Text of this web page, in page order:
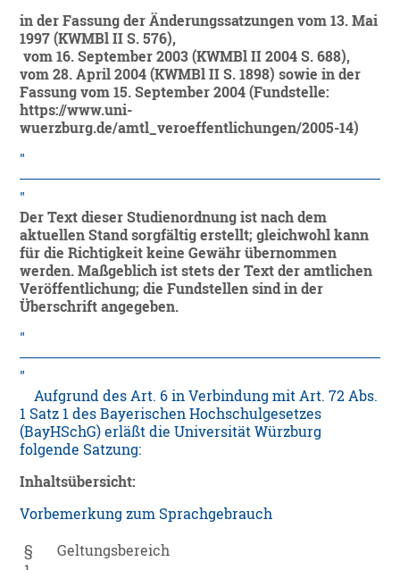
in der Fassung der Änderungssatzungen vom 13. Mai
1997 (KWMBl II S. 576),
vom 16. September 2003 (KWMBl II 2004 S. 688),
vom 28. April 2004 (KWMBl II S. 1898) sowie in der
Fassung vom 15. September 2004 (Fundstelle:
https://www.uni-
wuerzburg.de/amtl_veroeffentlichungen/2005-14)
Der Text dieser Studienordnung ist nach dem
aktuellen Stand sorgfältig erstellt; gleichwohl kann
für die Richtigkeit keine Gewähr übernommen
werden. Maßgeblich ist stets der Text der amtlichen
Veröffentlichung; die Fundstellen sind in der
Überschrift angegeben.
Aufgrund des Art. 6 in Verbindung mit Art. 72 Abs.
1 Satz 1 des Bayerischen Hochschulgesetzes
(BayHSchG) erläßt die Universität Würzburg
folgende Satzung:
Inhaltsübersicht:
Vorbemerkung zum Sprachgebrauch
§
Geltungsbereich